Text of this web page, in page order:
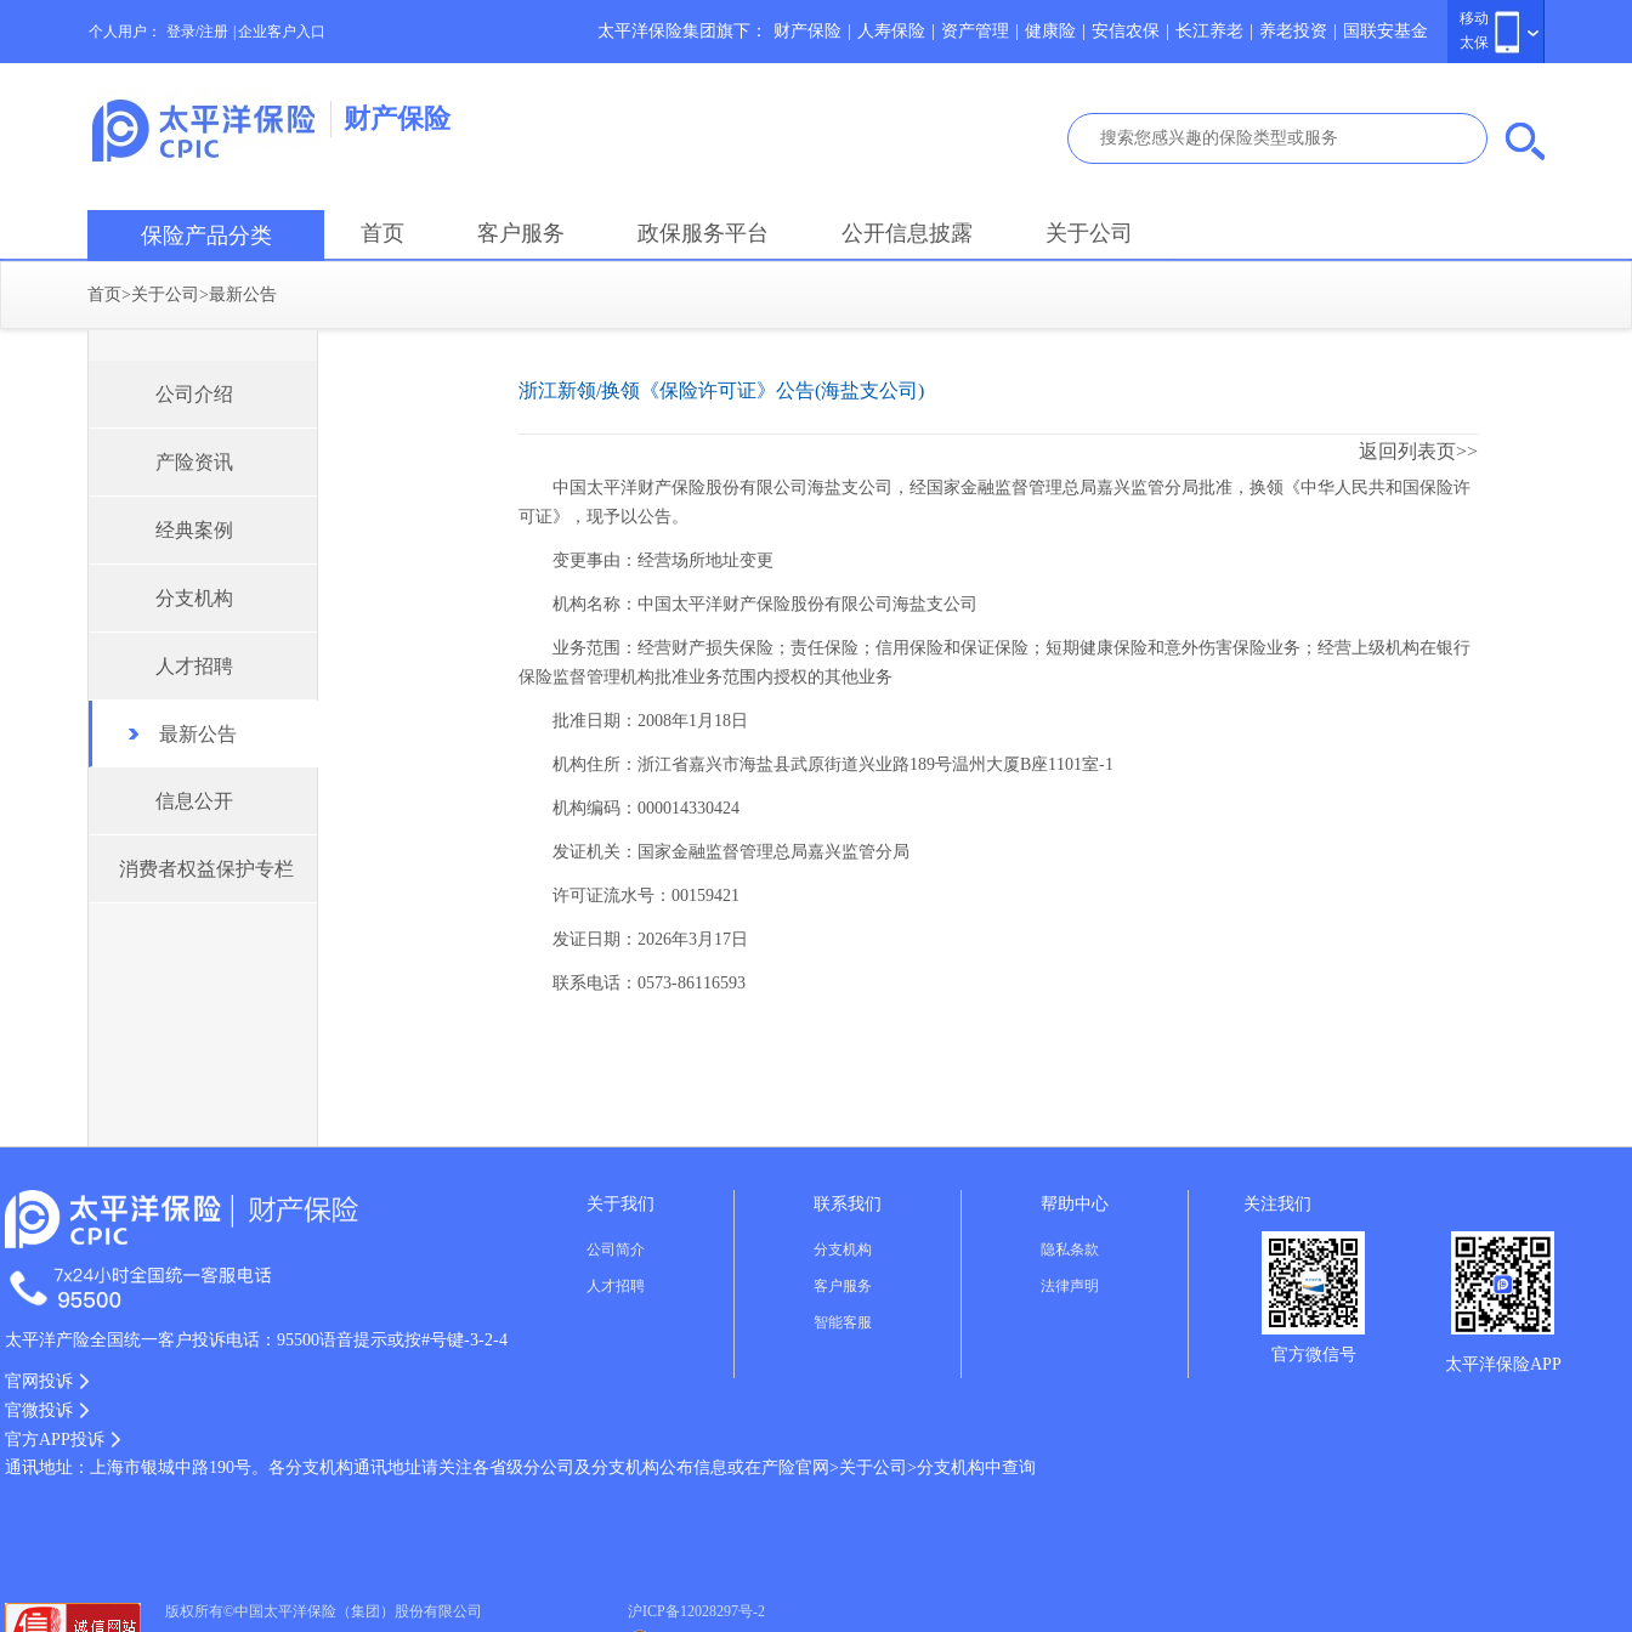
个人用户： 登录/注册 企业客户入口
移动
太保
太平洋保险集团旗下： 财产保险 人寿保险 资产管理 健康险 安信农保 长江养老 养老投资 国联安基金
财产保险
保险产品分类 首页 客户服务 政保服务平台 公开信息披露 关于公司
首页>关于公司 >最新公告
公司介绍
产险资讯
经典案例
分支机构
人才招聘
最新公告
信息公开
消费者权益保护专栏
浙江新领/换领《保险许可证》公告(海盐支公司)
返回列表页>>
中国太平洋财产保险股份有限公司海盐支公司，经国家金融监督管理总局嘉兴监管分局批准，换领《中华人民共和国保险许
可证》，现予以公告。
变更事由：经营场所地址变更
机构名称：中国太平洋财产保险股份有限公司海盐支公司
业务范围：经营财产损失保险；责任保险；信用保险和保证保险；短期健康保险和意外伤害保险业务；经营上级机构在银行
保险监督管理机构批准业务范围内授权的其他业务
批准日期：2008年1月18日
机构住所：浙江省嘉兴市海盐县武原街道兴业路189号温州大厦B座1101室-1
机构编码：000014330424
发证机关：国家金融监督管理总局嘉兴监管分局
许可证流水号：00159421
发证日期：2026年3月17日
联系电话：0573-86116593
太平洋产险全国统一客户投诉电话：95500语音提示或按#号键-3-2-4
官网投诉
官微投诉
官方APP投诉
通讯地址：上海市银城中路190号。各分支机构通讯地址请关注各省级分公司及分支机构公布信息或在产险官网>关于公司>分支机构中查询
关于我们
公司简介
人才招聘
联系我们
分支机构
客户服务
智能客服
帮助中心
隐私条款
法律声明
关注我们
官方微信号
太平洋保险APP
版权所有©中国太平洋保险（集团）股份有限公司 沪ICP备12028297号-2